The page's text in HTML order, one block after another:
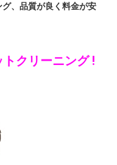
、品質が良く料金が安
クリーニング !